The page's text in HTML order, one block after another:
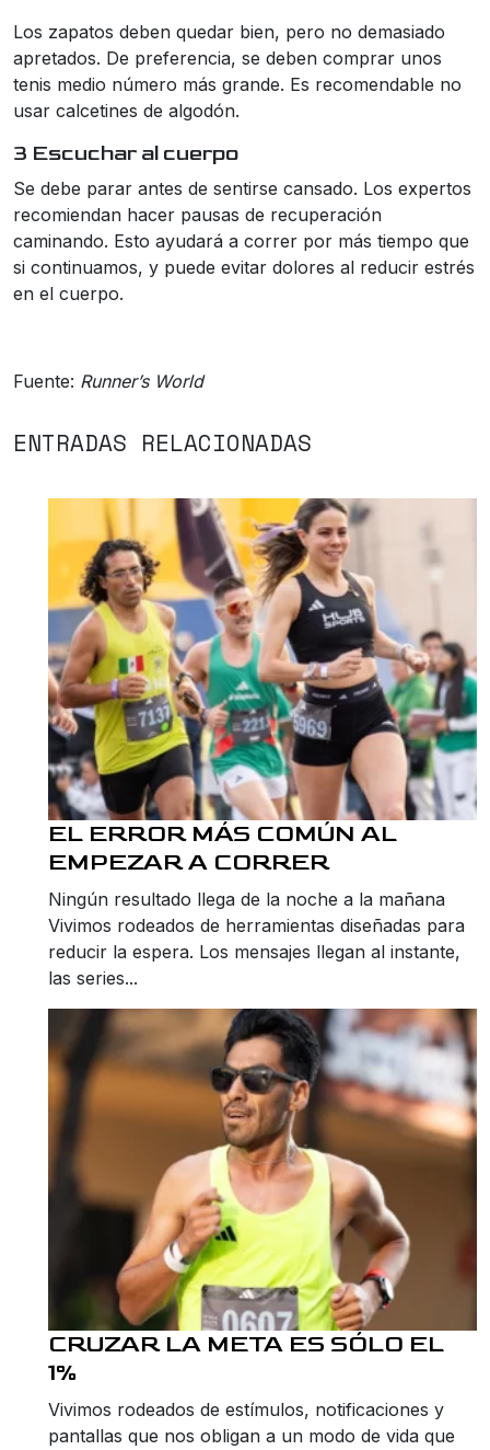
Los zapatos deben quedar bien, pero no demasiado
apretados. De preferencia, se deben comprar unos
tenis medio número más grande. Es recomendable no
usar calcetines de algodón.
3 Escuchar al cuerpo
Se debe parar antes de sentirse cansado. Los expertos
recomiendan hacer pausas de recuperación
caminando. Esto ayudará a correr por más tiempo que
si continuamos, y puede evitar dolores al reducir estrés
en el cuerpo.
Fuente: Runner’s World
ENTRADAS RELACIONADAS
EL ERROR MÁS COMÚN AL
EMPEZAR A CORRER
Ningún resultado llega de la noche a la mañana
Vivimos rodeados de herramientas diseñadas para
reducir la espera. Los mensajes llegan al instante,
las series...
CRUZAR LA META ES SÓLO EL
1%
Vivimos rodeados de estímulos, notificaciones y
pantallas que nos obligan a un modo de vida que